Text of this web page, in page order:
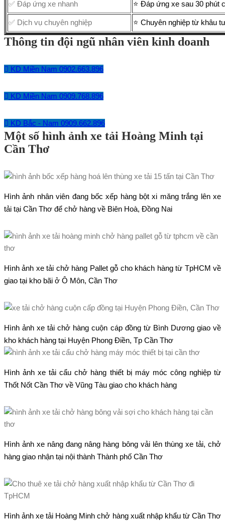
✅ Đáp ứng xe nhanh ⭐ Đáp ứng xe sau 30 phút
✅ Dịch vụ chuyên nghiệp ⭐ Chuyên nghiệp từ khâu
Thông tin đội ngũ nhân viên kinh doanh
KD Miền Nam 0902.663.896
KD Miền Nam 0909.768.896
KD Bắc - Nam 0909.662.896
Một số hình ảnh xe tải Hoàng Minh tại
Cần Thơ
Hình ảnh nhân viên đang bốc xếp hàng bột xi măng trắng lên xe
tải tại Cần Thơ để chở hàng về Biên Hoà, Đồng Nai
Hình ảnh xe tải chở hàng Pallet gỗ cho khách hàng từ TpHCM về
giao tại kho bãi ở Ô Môn, Cần Thơ
Hình ảnh xe tải chở hàng cuộn cáp đồng từ Bình Dương giao về
kho khách hàng tại Huyện Phong Điền, Tp Cần Thơ
Hình ảnh xe tải cẩu chở hàng thiết bị máy móc công nghiệp từ
Thốt Nốt Cần Thơ về Vũng Tàu giao cho khách hàng
Hình ảnh xe nâng đang nâng hàng bông vải lên thùng xe tải, chở
hàng giao nhận tại nội thành Thành phố Cần Thơ
Hình ảnh xe tải Hoàng Minh chở hàng xuất nhập khẩu từ Cần Thơ